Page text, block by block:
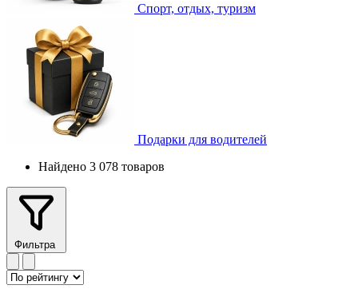
Спорт, отдых, туризм
Подарки для водителей
Найдено 3 078 товаров
Фильтра